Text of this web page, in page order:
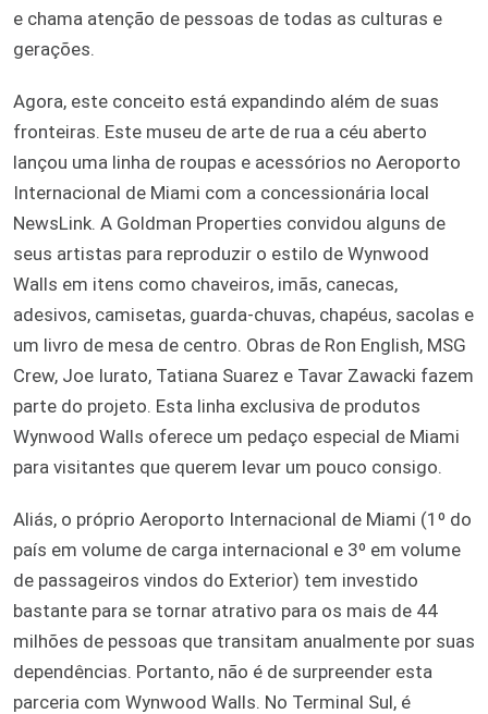
e chama atenção de pessoas de todas as culturas e
gerações.
Agora, este conceito está expandindo além de suas
fronteiras. Este museu de arte de rua a céu aberto
lançou uma linha de roupas e acessórios no Aeroporto
Internacional de Miami com a concessionária local
NewsLink. A Goldman Properties convidou alguns de
seus artistas para reproduzir o estilo de Wynwood
Walls em itens como chaveiros, imãs, canecas,
adesivos, camisetas, guarda-chuvas, chapéus, sacolas e
um livro de mesa de centro. Obras de Ron English, MSG
Crew, Joe Iurato, Tatiana Suarez e Tavar Zawacki fazem
parte do projeto. Esta linha exclusiva de produtos
Wynwood Walls oferece um pedaço especial de Miami
para visitantes que querem levar um pouco consigo.
Aliás, o próprio Aeroporto Internacional de Miami (1º do
país em volume de carga internacional e 3º em volume
de passageiros vindos do Exterior) tem investido
bastante para se tornar atrativo para os mais de 44
milhões de pessoas que transitam anualmente por suas
dependências. Portanto, não é de surpreender esta
parceria com Wynwood Walls. No Terminal Sul, é